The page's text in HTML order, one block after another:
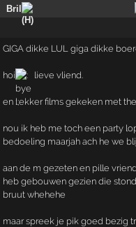
Bril
GIGA dikke LUL giga dikke
hoi lieve vliend.
en l;ekker films gekeken met
nou ik heb me toch een party
bedoeling maarjah ach he we
aan de m gezeten en pille
heb gebouwen gezien die
bruut whehehe
maar spreek je pik goed bezig